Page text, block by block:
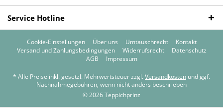
Service Hotline
Cookie-Einstellungen Über uns Umtauschrecht
Kontakt
Versand und Zahlungsbedingungen
Widerrufsrecht
Datenschutz
AGB
Impressum
* Alle Preise inkl. gesetzl. Mehrwertsteuer zzgl. Versandkosten und ggf.
Nachnahmegebühren, wenn nicht anders beschrieben
© 2026 Teppichprinz